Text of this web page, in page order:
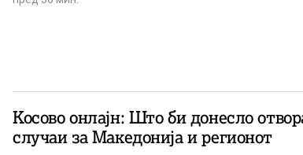
Косово онлајн: Што би донесло
случаи за Македонија и регионот